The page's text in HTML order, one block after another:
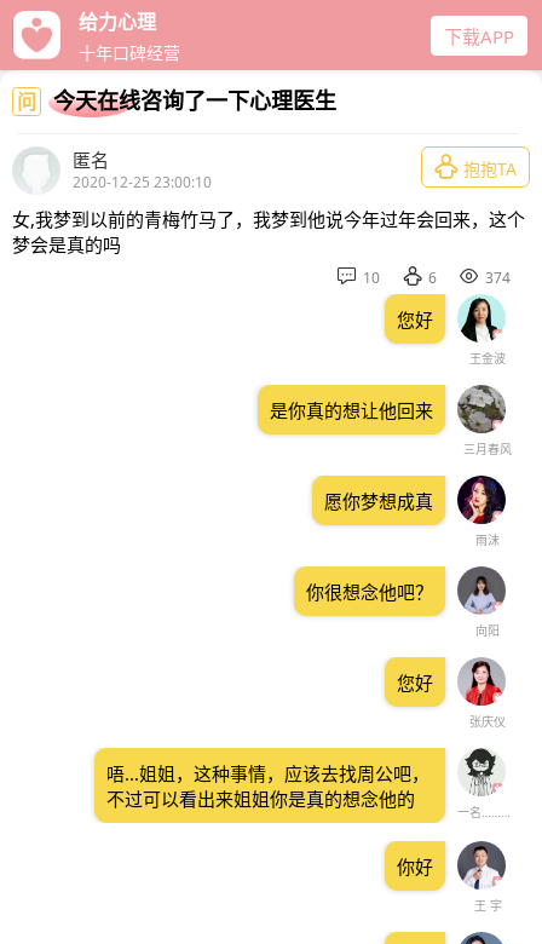
给力心理
十年口碑经营
下载APP
问 今天在线咨询了一下心理医生
匿名
2020-12-25 23:00:10
 抱抱TA
女,我梦到以前的青梅竹马了，我梦到他说今年过年会回来，这个
梦会是真的吗
 10  6  374
王金波
您好
三月春风
是你真的想让他回来
雨沫
愿你梦想成真
向阳
你很想念他吧？
张庆仪
您好
一名……医生？
唔…姐姐，这种事情，应该去找周公吧，
不过可以看出来姐姐你是真的想念他的
王 宇
你好